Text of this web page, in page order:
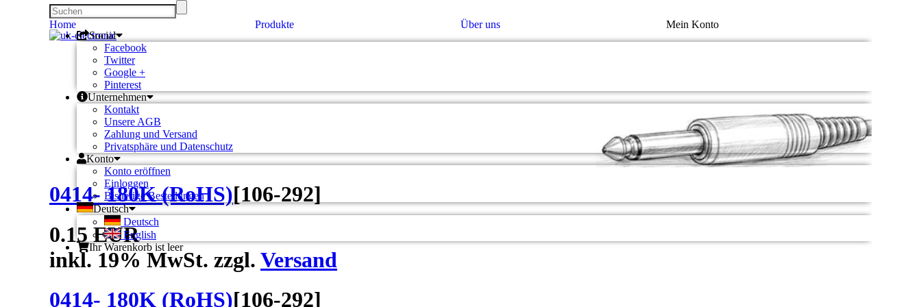
Social
Facebook
Twitter
Google +
Pinterest
Unternehmen
Kontakt
Unsere AGB
Zahlung und Versand
Privatsphäre und Datenschutz
Konto
Konto eröffnen
Einloggen
Bisherige Bestellungen
Deutsch
Deutsch
English
Ihr Warenkorb ist leer
Home Produkte Über uns Mein Konto
0414- 180K (RoHS)[106-292]
0.15 EUR
inkl. 19% MwSt. zzgl. Versand
0414- 180K (RoHS)[106-292]